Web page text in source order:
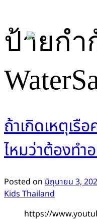
to
content
ป้ายกำ
ถ้าเกิดเหตุเรื
ไหมว่าต้องทำ
Posted on มิถุนายน 3,
Kids Thailand
https://